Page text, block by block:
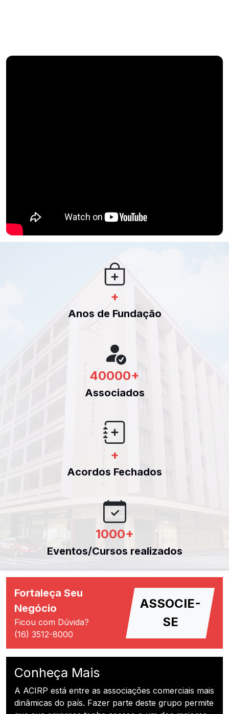
+
Anos de Fundação
40000+
Associados
+
Acordos Fechados
1000+
Eventos/Cursos realizados
Fortaleça Seu
Negócio
Ficou com Dúvida?
(16) 3512-8000
ASSOCIE-
SE
Conheça Mais
A ACIRP está entre as associações comerciais mais
dinâmicas do país. Fazer parte deste grupo permite